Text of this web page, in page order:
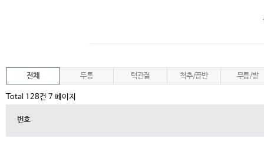
전체 두통 턱관절 척추/골반 무릎/발
Total 128건 7 페이지
번호